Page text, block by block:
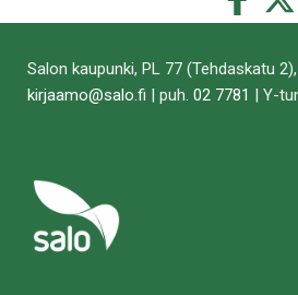
tämä tämä
Salon kaupunki, PL 77 (Tehdaskatu
kirjaamo@salo.fi | puh. 02 7781 | Y-